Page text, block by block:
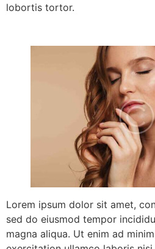
lobortis tortor.
Lorem ipsum dolor sit amet,
sed do eiusmod tempor
magna aliqua. Ut enim ad